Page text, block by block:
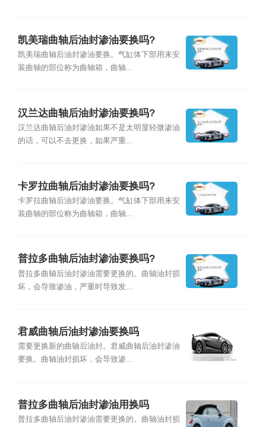
凯美瑞曲轴后油封渗油要换吗?
凯美瑞曲轴后油封渗油要换。气缸体下部用来安
装曲轴的部位称为曲轴箱，曲轴...
汉兰达曲轴后油封渗油要换吗?
汉兰达曲轴后油封渗油如果不是太明显轻微渗油
的话，可以不去更换，如果严重...
卡罗拉曲轴后油封渗油要换吗?
卡罗拉曲轴后油封渗油要换。气缸体下部用来安
装曲轴的部位称为曲轴箱，曲轴...
普拉多曲轴后油封渗油要换吗?
普拉多曲轴后油封渗油需要更换的。曲轴油封损
坏，会导致渗油，严重时导致发...
君威曲轴后油封渗油要换吗
需要更换新的曲轴后油封。君威曲轴后油封渗油
要换。曲轴油封损坏，会导致渗...
普拉多曲轴后油封渗油用换吗
普拉多曲轴后油封渗油需要更换的。曲轴油封损